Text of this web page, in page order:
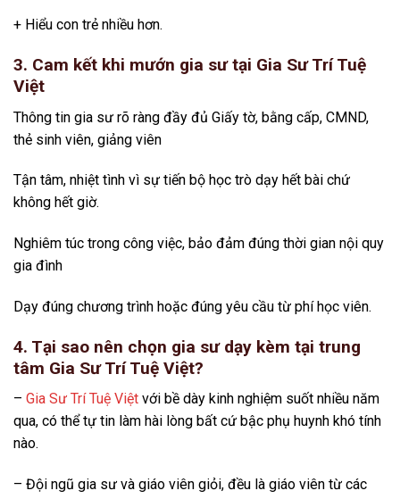
+ Hiểu con trẻ nhiều hơn.
3. Cam kết khi mướn gia sư tại Gia Sư Trí Tuệ
Việt
Thông tin gia sư rõ ràng đầy đủ Giấy tờ, bằng cấp, CMND,
thẻ sinh viên, giảng viên
Tận tâm, nhiệt tình vì sự tiến bộ học trò dạy hết bài chứ
không hết giờ.
Nghiêm túc trong công việc, bảo đảm đúng thời gian nội quy
gia đình
Dạy đúng chương trình hoặc đúng yêu cầu từ phí học viên.
4. Tại sao nên chọn gia sư dạy kèm tại trung
tâm Gia Sư Trí Tuệ Việt?
– Gia Sư Trí Tuệ Việt với bề dày kinh nghiệm suốt nhiều năm
qua, có thể tự tin làm hài lòng bất cứ bậc phụ huynh khó tính
nào.
– Đội ngũ gia sư và giáo viên giỏi, đều là giáo viên từ các